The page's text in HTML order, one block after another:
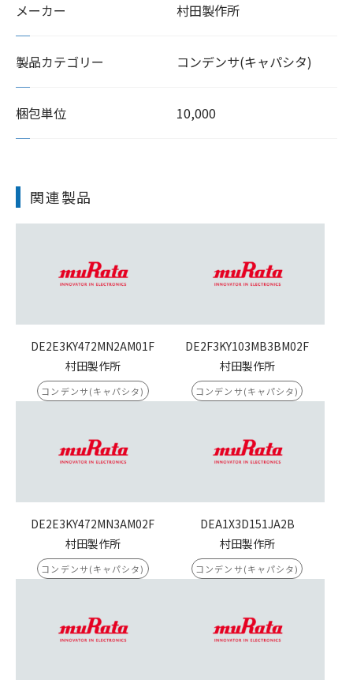
メーカー 村田製作所
製品カテゴリー コンデンサ(キャパシタ)
梱包単位 10,000
関連製品
DE2E3KY472MN2AM01F
村田製作所
コンデンサ(キャパシタ)
DE2F3KY103MB3BM02F
村田製作所
コンデンサ(キャパシタ)
DE2E3KY472MN3AM02F
村田製作所
コンデンサ(キャパシタ)
DEA1X3D151JA2B
村田製作所
コンデンサ(キャパシタ)